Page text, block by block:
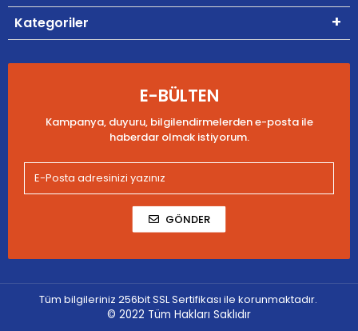
Kategoriler
E-BÜLTEN
Kampanya, duyuru, bilgilendirmelerden e-posta ile
haberdar olmak istiyorum.
GÖNDER
Tüm bilgileriniz 256bit SSL Sertifikası ile korunmaktadır.
© 2022 Tüm Hakları Saklıdır